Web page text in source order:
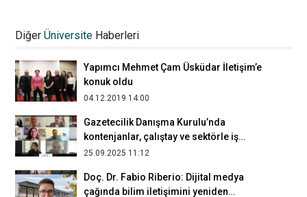
DiğerÜniversite Haberleri
tartışıldı
Yapımcı Mehmet Çam Üsküdar İletişim’e
konuk oldu
04.12.2019 14:00
Gazetecilik Danışma Kurulu’nda
kontenjanlar, çalıştay ve sektörle iş
birlikleri görüşüldü
25.09.2025 11:12
Doç. Dr. Fabio Riberio: Dijital medya
çağında bilim iletişimini yeniden